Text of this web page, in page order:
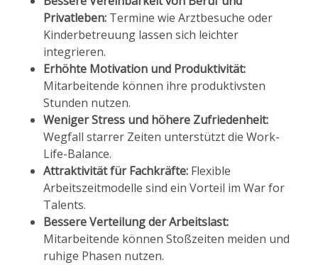
Privatleben: Termine wie Arztbesuche oder
Kinderbetreuung lassen sich leichter
integrieren.
Erhöhte Motivation und Produktivität:
Mitarbeitende können ihre produktivsten
Stunden nutzen.
Weniger Stress und höhere Zufriedenheit:
Wegfall starrer Zeiten unterstützt die Work-
Life-Balance.
Attraktivität für Fachkräfte: Flexible
Arbeitszeitmodelle sind ein Vorteil im War for
Talents.
Bessere Verteilung der Arbeitslast:
Mitarbeitende können Stoßzeiten meiden und
ruhige Phasen nutzen.